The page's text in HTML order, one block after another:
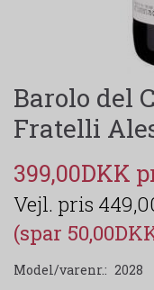
Barolo del
Fratelli
399,00DKK
(spar
Model/varenr.: 2028